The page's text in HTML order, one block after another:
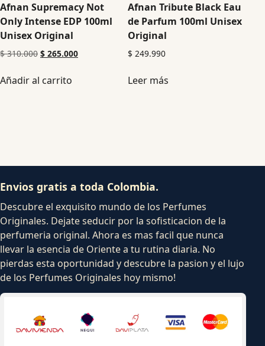
Afnan Supremacy Not
Only Intense EDP 100ml
Unisex Original
$310.000 $ 265.000
Añadir al carrito
Afnan Tribute Black Eau
de Parfum 100ml Unisex
Original
$ 249.990
Leer más
Envios gratis a toda Colombia.
Descubre el exquisito mundo de los Perfumes
Originales. Dejate seducir por la sofisticacion de la
perfumeria original. Ahora es mas facil que nunca
llevar la esencia de Oriente a tu rutina diaria. No
pierdas esta oportunidad y descubre la pasion y el lujo
de los Perfumes Originales hoy mismo!